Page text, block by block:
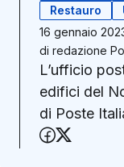
Restauro
16 gennaio
di redazione
L’ufficio
edifici del
di Poste